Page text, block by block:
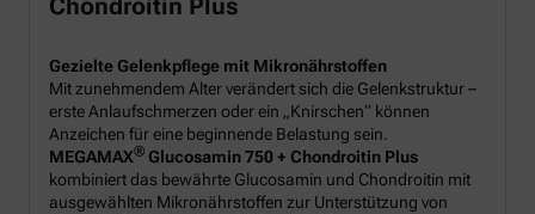
Chondroitin Plus
Gezielte Gelenkpflege mit Mikronährstoffen
Mit zunehmendem Alter verändert sich die Gelenkstruktur –
erste Anlaufschmerzen oder ein „Knirschen“ können
Anzeichen für eine beginnende Belastung sein.
MEGAMAX® Glucosamin 750 + Chondroitin Plus
kombiniert das bewährte Glucosamin und Chondroitin mit
ausgewählten Mikronährstoffen zur Unterstützung von